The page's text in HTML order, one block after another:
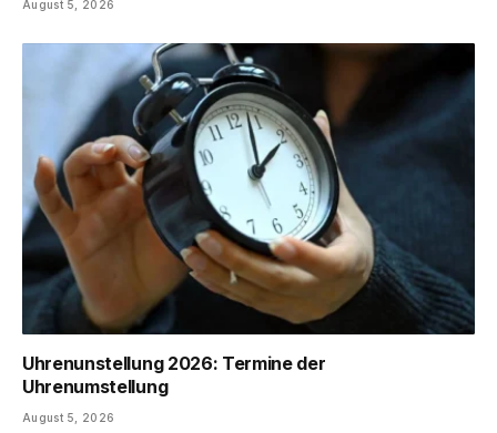
August 5, 2026
Uhrenunstellung 2026: Termine der
Uhrenumstellung
August 5, 2026